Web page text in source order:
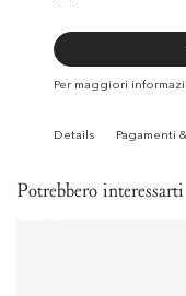
Per maggiori
Details Pagamenti
Potrebbero interessarti